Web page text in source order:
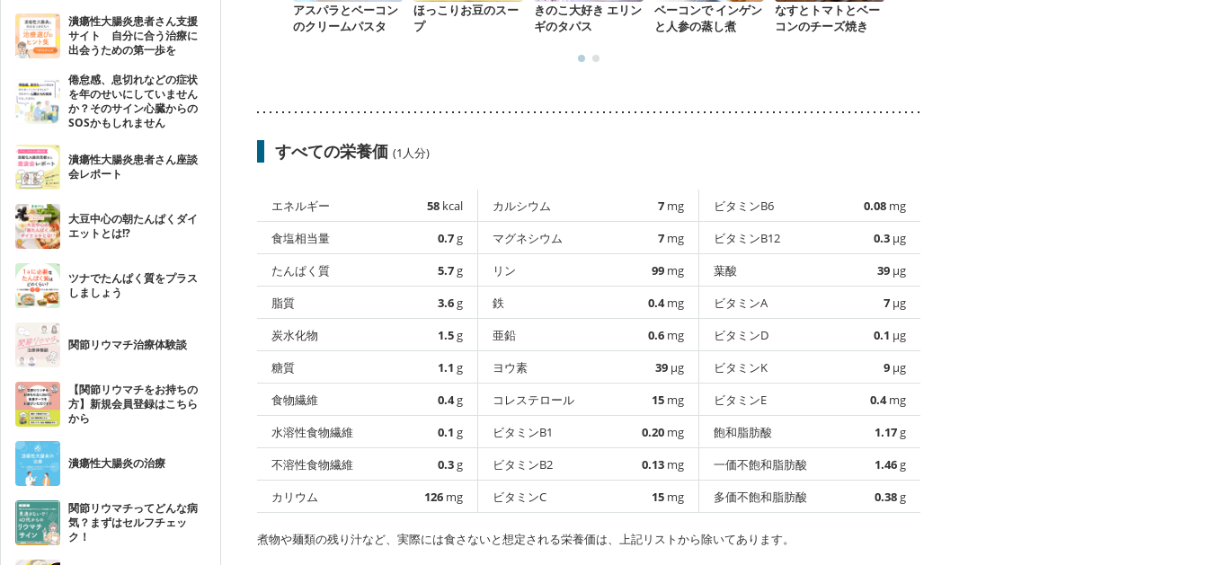
潰瘍性大腸炎患者さん支援
サイト 自分に合う治療に
出会うための第一歩を
倦怠感、息切れなどの症状
を年のせいにしていません
か？そのサイン心臓からの
SOSかもしれません
潰瘍性大腸炎患者さん座談
会レポート
大豆中心の朝たんぱくダイ
エットとは!?
ツナでたんぱく質をプラス
しましょう
関節リウマチ治療体験談
【関節リウマチをお持ちの
方】新規会員登録はこちら
から
潰瘍性大腸炎の治療
関節リウマチってどんな病
気？まずはセルフチェッ
ク！
アスパラとベーコン
のクリームパスタ
ほっこりお豆のスー
プ
きのこ大好き エリン
ギのタパス
ベーコンで インゲン
と人参の蒸し煮
なすとトマトとベー
コンのチーズ焼き
すべての栄養価 (1人分)
エネルギー 58 kcal
食塩相当量
0.7g
たんぱく質
5.7g
脂質
3.6g
炭水化物
1.5g
糖質
1.1 g
食物繊維
0.4g
水溶性食物繊維
0.1 g
不溶性食物繊維
0.3g
カリウム
126 mg
カルシウム 7 mg
マグネシウム
7 mg
リン
99 mg
鉄
0.4mg
亜鉛
0.6 mg
ヨウ素
39 µg
コレステロール
15 mg
ビタミンB1
0.20 mg
ビタミンB2
0.13 mg
ビタミンC
15 mg
ビタミンB6 0.08 mg
ビタミンB12
0.3 µg
葉酸
39 µg
ビタミンA
7 µg
ビタミンD
0.1 µg
ビタミンK
9 µg
ビタミンE
0.4mg
飽和脂肪酸
1.17g
一価不飽和脂肪酸
1.46g
多価不飽和脂肪酸
0.38g
煮物や麺類の残り汁など、実際には食さないと想定される栄養価は、上記リストから除いてあります。